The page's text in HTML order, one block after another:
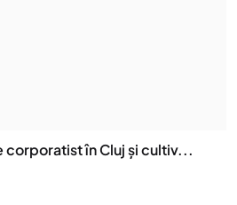
corporatist în Cluj și cultiv...